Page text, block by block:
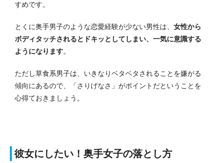
すめです。
とくに奥手男子のような恋愛経験が少ない男性は、 女性から
ボディタッチされるとドキッとしてしまい、一気に意識する
ようになります。
ただし草食系男子は、いきなりベタベタされることを嫌がる
傾向にあるので、「さりげなさ」がポイントだということを
心得ておきましょう。
彼女にしたい！奥手女子の落とし方